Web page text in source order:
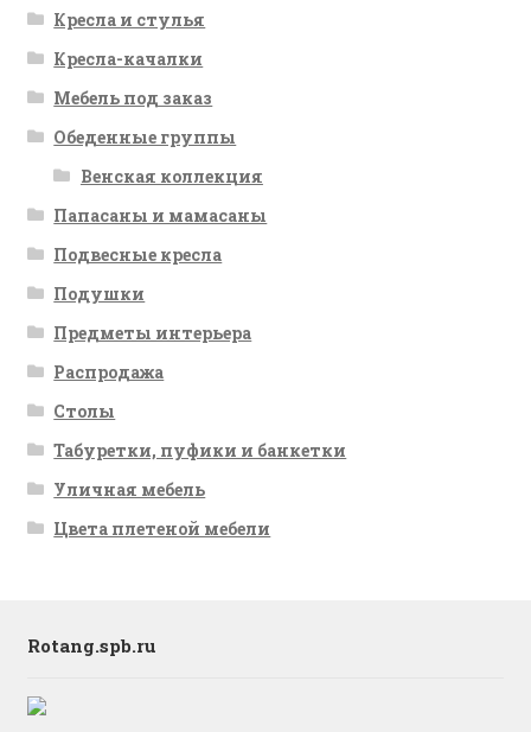
Кресла и стулья
Кресла-качалки
Мебель под заказ
Обеденные группы
Венская коллекция
Папасаны и мамасаны
Подвесные кресла
Подушки
Предметы интерьера
Распродажа
Столы
Табуретки, пуфики и банкетки
Уличная мебель
Цвета плетеной мебели
Rotang.spb.ru